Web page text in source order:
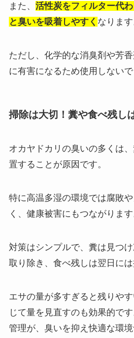
また、 活性炭をフィルター代
と臭いを吸着しやすく なります
ただし、化学的な消臭剤や芳
に有害になるため使用しないで
掃除は大切！糞や食べ残し
オカヤドカリの臭いの多くは
置することが原因です。
特に高温多湿の環境では腐敗
く、健康被害にもつながります
対策はシンプルで、糞は見つ
取り除き、食べ残しは翌日には
エサの量が多すぎると残りや
じて量を見直すのも効果的で
管理が、臭いを抑え快適な環